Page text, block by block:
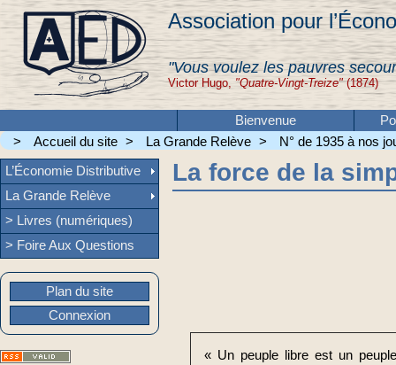
Association pour
"Vous voulez les pauvres
Victor Hugo, "Quatre-Vingt-Treize"(1874)
Bienvenue
>
Accueil du site > La Grande Relève > N° de 1935 à nos
La force de la
« Un peuple libre est un peuple
L’Économie Distributive
La Grande Relève
> Livres (numériques)
> Foire Aux Questions
Plan du site
Connexion